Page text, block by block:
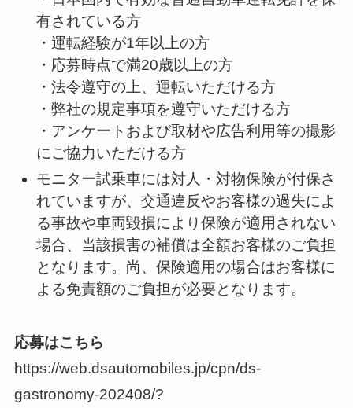
有されている方
・運転経験が1年以上の方
・応募時点で満20歳以上の方
・法令遵守の上、運転いただける方
・弊社の規定事項を遵守いただける方
・アンケートおよび取材や広告利用等の撮影
にご協力いただける方
モニター試乗車には対人・対物保険が付保さ
れていますが、交通違反やお客様の過失によ
る事故や車両毀損により保険が適用されない
場合、当該損害の補償は全額お客様のご負担
となります。尚、保険適用の場合はお客様に
よる免責額のご負担が必要となります。
応募はこちら
https://web.dsautomobiles.jp/cpn/ds-
gastronomy-202408/?